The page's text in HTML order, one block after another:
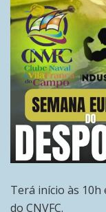
Terá início às 10h
do CNVFC.